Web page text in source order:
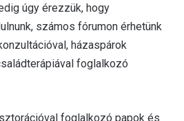
úgy érezzük, hogy
számos fórumon érhetünk
házaspárok
foglalkozó
foglalkozó papok és